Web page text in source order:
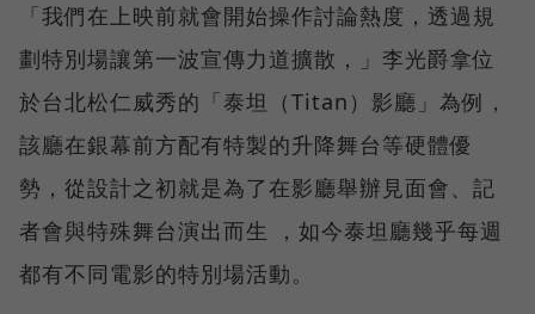
「我們在上映前就會開始操作討論熱度，透過規
劃特別場讓第一波宣傳力道擴散，」李光爵拿位
於台北松仁威秀的「泰坦（Titan）影廳」為例，
該廳在銀幕前方配有特製的升降舞台等硬體優
勢，從設計之初就是為了在影廳舉辦見面會、記
者會與特殊舞台演出而生 ，如今泰坦廳幾乎每週
都有不同電影的特別場活動。